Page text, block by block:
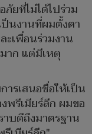
ยที่ไม่ได้ไปร่วม
ป็นงานที่ผมตั้งตา
ะเพื่อนร่วมงาน
าก แต่มีเหตุ
ารเสนอชื่อให้เป็น
พรีเมียร์ลีก ผมขอ
บดีถึงมาตรฐาน